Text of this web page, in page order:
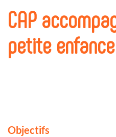
CAP
petite enfance
Objectifs